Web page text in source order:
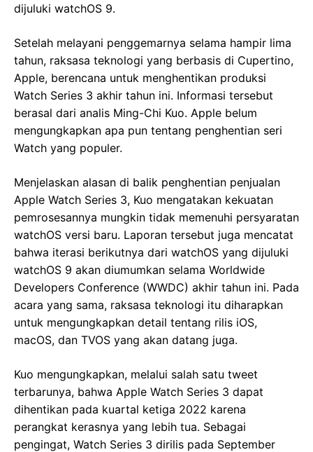
dijuluki watchOS 9.
Setelah melayani penggemarnya selama hampir lima
tahun, raksasa teknologi yang berbasis di Cupertino,
Apple, berencana untuk menghentikan produksi
Watch Series 3 akhir tahun ini. Informasi tersebut
berasal dari analis Ming-Chi Kuo. Apple belum
mengungkapkan apa pun tentang penghentian seri
Watch yang populer.
Menjelaskan alasan di balik penghentian penjualan
Apple Watch Series 3, Kuo mengatakan kekuatan
pemrosesannya mungkin tidak memenuhi persyaratan
watchOS versi baru. Laporan tersebut juga mencatat
bahwa iterasi berikutnya dari watchOS yang dijuluki
watchOS 9 akan diumumkan selama Worldwide
Developers Conference (WWDC) akhir tahun ini. Pada
acara yang sama, raksasa teknologi itu diharapkan
untuk mengungkapkan detail tentang rilis iOS,
macOS, dan TVOS yang akan datang juga.
Kuo mengungkapkan, melalui salah satu tweet
terbarunya, bahwa Apple Watch Series 3 dapat
dihentikan pada kuartal ketiga 2022 karena
perangkat kerasnya yang lebih tua. Sebagai
pengingat, Watch Series 3 dirilis pada September